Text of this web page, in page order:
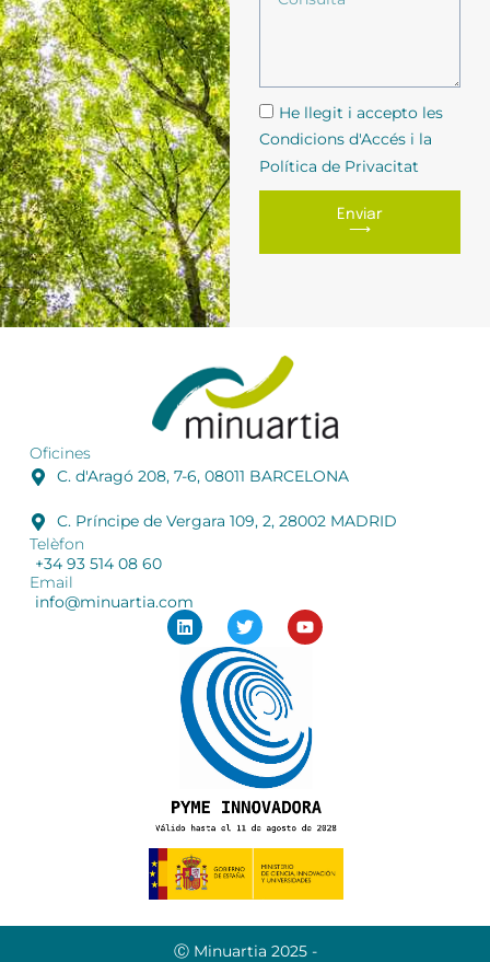
He llegit i accepto les
Condicions d'Accés i la
Política de Privacitat
Enviar
⟶
Oficines
C. d'Aragó 208, 7-6, 08011 BARCELONA
C. Príncipe de Vergara 109, 2, 28002 MADRID
Telèfon
+34 93 514 08 60
Email
info@minuartia.com
Ⓒ Minuartia 2025 -